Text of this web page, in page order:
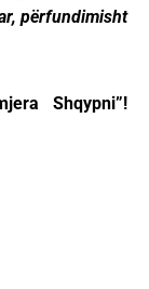
përfundimisht
Shqypni”!